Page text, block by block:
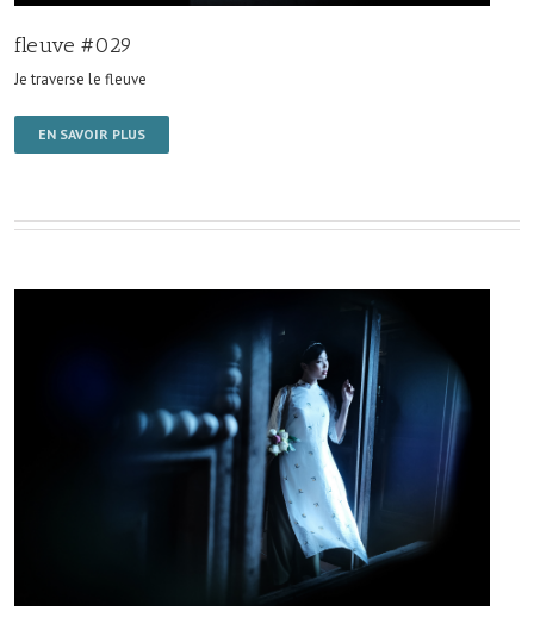
fleuve #029
Je traverse le fleuve
EN SAVOIR PLUS